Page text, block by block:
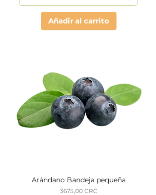
Añadir al carrito
Arándano Bandeja pequeña
Precio
3675,00 CRC